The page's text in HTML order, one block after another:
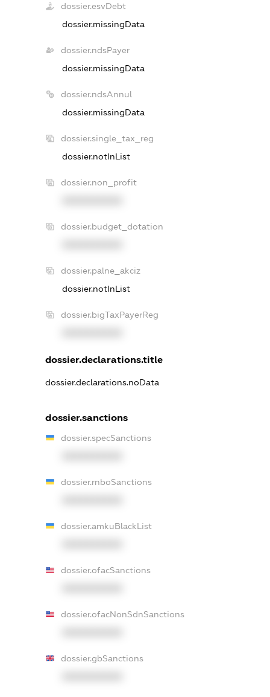
dossier.esvDebt
dossier.missingData
dossier.ndsPayer
dossier.missingData
dossier.ndsAnnul
dossier.missingData
dossier.single_tax_reg
dossier.notInList
dossier.non_profit
dossier.budget_dotation
dossier.palne_akciz
dossier.notInList
dossier.bigTaxPayerReg
dossier.declarations.title
dossier.declarations.noData
dossier.sanctions
dossier.specSanctions
dossier.rnboSanctions
dossier.amkuBlackList
dossier.ofacSanctions
dossier.ofacNonSdnSanctions
dossier.gbSanctions